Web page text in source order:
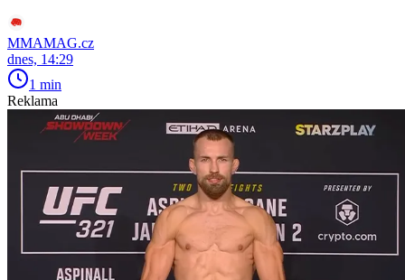
MMAMAG.cz
dnes, 14:29
1 min
Reklama